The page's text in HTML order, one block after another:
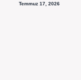
Temmuz 17, 2026